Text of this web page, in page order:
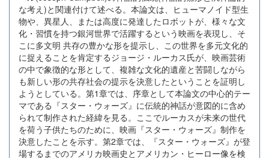
な考え)と関連付けて述べる。本論文は、ヒューマノイド型生
物や、異星人、または高度に発達したロボットが、様々な文
化・習慣を持つ銀河世界で活躍するという映画を表現し、そ
こに多文明 共存の豊かな形を提示し、この世界を多元文化的
に捉えることを肯定するジョージ・ルーカス氏が、映画芸術
の中で象徴的な形として、複雑な文化的遺産と苦闘しながら
も新しい形の共存社会の提示を決意したということを証明し
ようとしている。第1章では、序章として本論文の中心的テー
マである『スター・ウォーズ』に伝統的神話が意図的に含め
られて制作された経緯を見る。ここでルーカスが未来の世代
を荷う子供たちのために、映画『スター・ウォーズ』制作を
決意したことを示す。第2章では、『スター・ウォーズ』が登
場するまでのアメリカ映画史とアメリカン・ヒーロー像を検